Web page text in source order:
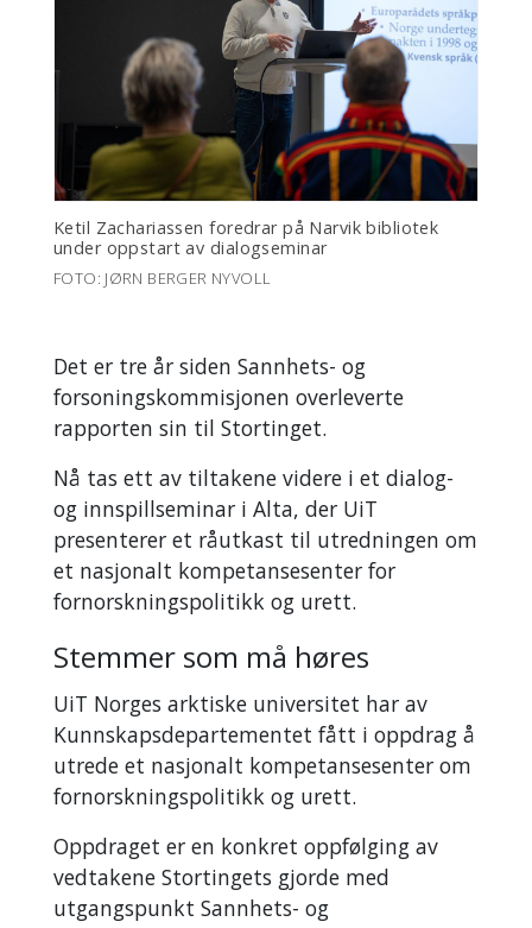
Ketil Zachariassen foredrar på Narvik bibliotek
under oppstart av dialogseminar
FOTO: JØRN BERGER NYVOLL
Det er tre år siden Sannhets- og
forsoningskommisjonen overleverte
rapporten sin til Stortinget.
Nå tas ett av tiltakene videre i et dialog-
og innspillseminar i Alta, der UiT
presenterer et råutkast til utredningen om
et nasjonalt kompetansesenter for
fornorskningspolitikk og urett.
Stemmer som må høres
UiT Norges arktiske universitet har av
Kunnskapsdepartementet fått i oppdrag å
utrede et nasjonalt kompetansesenter om
fornorskningspolitikk og urett.
Oppdraget er en konkret oppfølging av
vedtakene Stortingets gjorde med
utgangspunkt Sannhets- og